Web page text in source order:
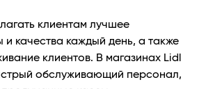
клиентам лучшее
качества каждый день, а также
клиентов. В магазинах Lidl
обслуживающий персонал,